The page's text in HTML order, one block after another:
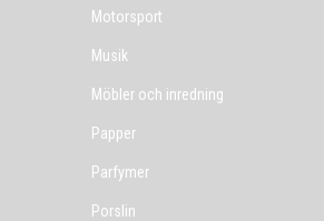
Motorsport
Musik
Möbler och inredning
Papper
Parfymer
Porslin